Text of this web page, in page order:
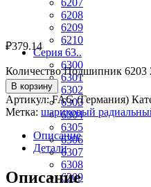
6207
6208
6209
6210
Серия 63..
6300
6301
6302
6303
6304
6305
6306
6307
6308
6309
₽379.14
Количество Подшипник 6203
В корзину
Артикул:FAG (Германия)
Метка: шариковый
Описание
Детали
Описание